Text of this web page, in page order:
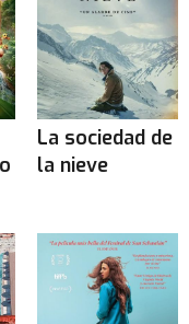
La sociedad de
la nieve